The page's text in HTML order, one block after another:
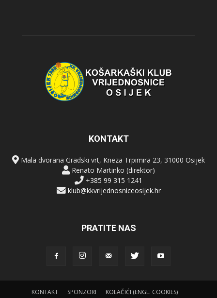
KONTAKT
Mala dvorana Gradski vrt, Kneza Trpimira 23, 31000 Osijek
Renato Martinko (direktor)
+385 99 315 1241
klub@kkvrijednosniceosijek.hr
PRATITE NAS
KONTAKT SPONZORI
KOLAČIĆI (ENGL. COOKIES)